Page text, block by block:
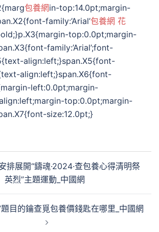
包養網in-top:14.0pt;margin-
family:’Arial’包養網 花
top:0.0pt;margin-
family:’Arial’;font-
align:left;}span.X5{font-
align:left;}span.X6{font-
left:0.0pt;margin-
top:0.0pt;margin-
size:12.0pt;}
排展開“鑄魂·2024·查包養心得清明祭
英烈”主題運動_中國網
目的鑰查覓包養價錢匙在哪里_中國網